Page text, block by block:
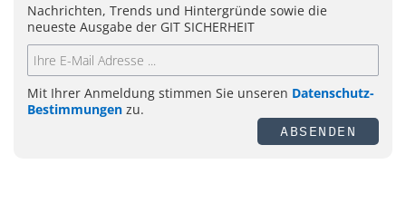
Nachrichten, Trends und Hintergründe sowie die
neueste Ausgabe der GIT SICHERHEIT
Mit Ihrer Anmeldung stimmen Sie unseren Datenschutz-
Bestimmungen zu.
ABSENDEN